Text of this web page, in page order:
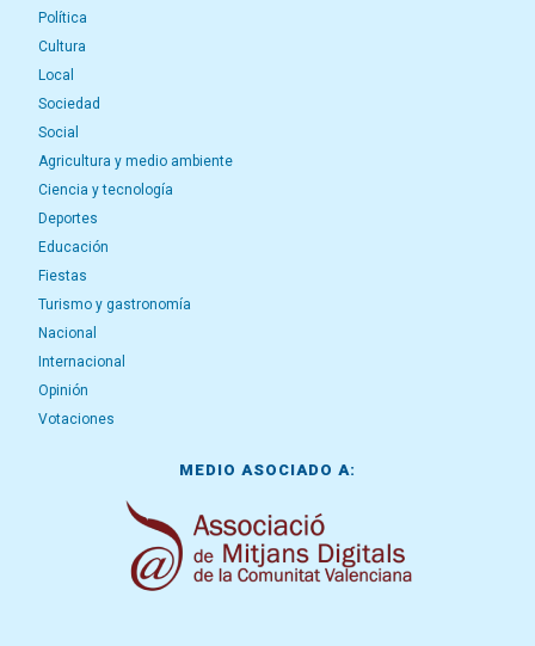
Política
Cultura
Local
Sociedad
Social
Agricultura y medio ambiente
Ciencia y tecnología
Deportes
Educación
Fiestas
Turismo y gastronomía
Nacional
Internacional
Opinión
Votaciones
MEDIO ASOCIADO A: